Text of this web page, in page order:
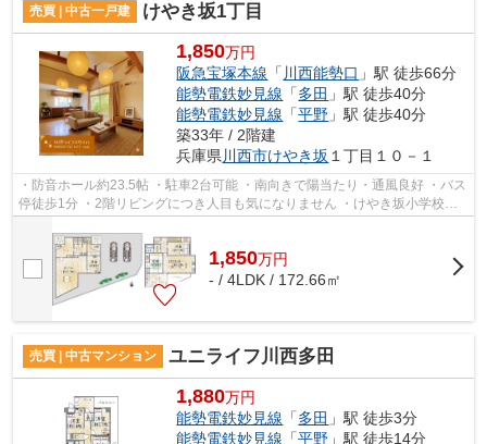
売買 | 中古一戸建 けやき坂1丁目
1,850万円
阪急宝塚本線 「 川西能勢口 」駅 徒歩66分
能勢電鉄妙見線 「多田 」駅 徒歩40分
能勢電鉄妙見線 「平野 」駅 徒歩40分
築33年 / 2階建
兵庫県 川西市けやき坂 １丁目１０－１
・防音ホール約23.5帖 ・駐車2台可能 ・南向きで陽当たり・通風良好 ・バス
停徒歩1分 ・2階リビングにつき人目も気になりません ・けやき坂小学校／
1,850万円
- / 4LDK / 172.66㎡
売買 | 中古マンション ユニライフ川西多田
1,880万円
能勢電鉄妙見線 「多田 」駅 徒歩3分
能勢電鉄妙見線 「平野 」駅 徒歩14分